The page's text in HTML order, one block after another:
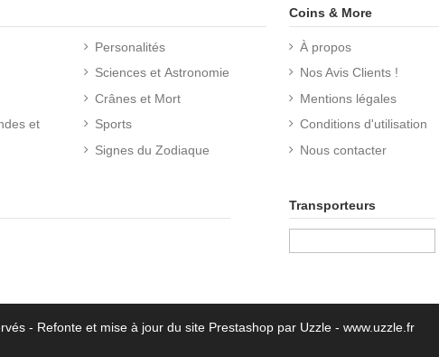
et
Personalités
Sciences et Astronomie
Crânes et Mort
Sports
Signes du Zodiaque
Coins & More
À propos
Nos Avis Clients !
Mentions légales
Conditions d'utilisation
Nous contacter
Transporteurs
- Refonte et mise à jour du site Prestashop par Uzzle - www.uzzle.fr